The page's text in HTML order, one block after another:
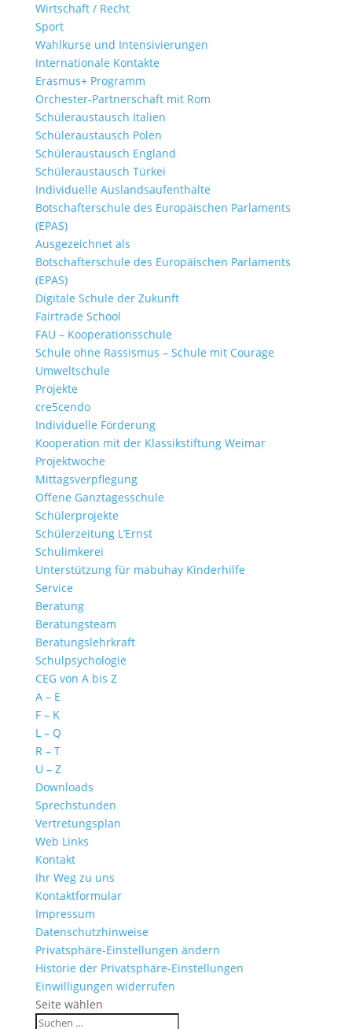
Wirtschaft / Recht
Sport
Wahlkurse und Intensivierungen
Internationale Kontakte
Erasmus+ Programm
Orchester-Partnerschaft mit Rom
Schüleraustausch Italien
Schüleraustausch Polen
Schüleraustausch England
Schüleraustausch Türkei
Individuelle Auslandsaufenthalte
Botschafterschule des Europäischen Parlaments
(EPAS)
Ausgezeichnet als
Botschafterschule des Europäischen Parlaments
(EPAS)
Digitale Schule der Zukunft
Fairtrade School
FAU – Kooperationsschule
Schule ohne Rassismus – Schule mit Courage
Umweltschule
Projekte
cre5cendo
Individuelle Förderung
Kooperation mit der Klassikstiftung Weimar
Projektwoche
Mittagsverpflegung
Offene Ganztagesschule
Schülerprojekte
Schülerzeitung L’Ernst
Schulimkerei
Unterstützung für mabuhay Kinderhilfe
Service
Beratung
Beratungsteam
Beratungslehrkraft
Schulpsychologie
CEG von A bis Z
A – E
F – K
L – Q
R – T
U – Z
Downloads
Sprechstunden
Vertretungsplan
Web Links
Kontakt
Ihr Weg zu uns
Kontaktformular
Impressum
Datenschutzhinweise
Privatsphäre-Einstellungen ändern
Historie der Privatsphäre-Einstellungen
Einwilligungen widerrufen
Seite wählen